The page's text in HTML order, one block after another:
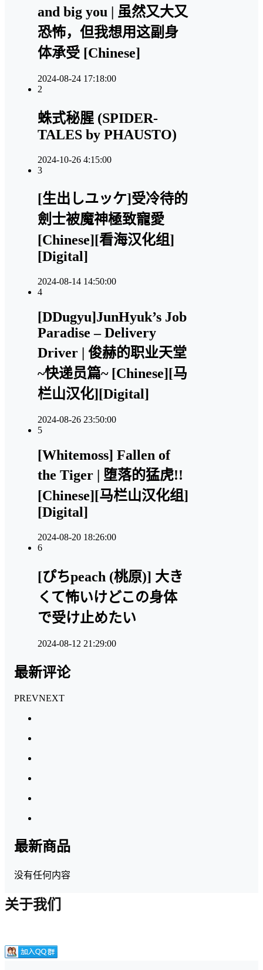
and big you | 虽然又大又
恐怖，但我想用这副身
体承受 [Chinese]
2024-08-24 17:18:00
2
蛛式秘腥 (SPIDER-
TALES by PHAUSTO)
2024-10-26 4:15:00
3
[生出しユッケ]受冷待的
劍士被魔神極致寵愛
[Chinese][看海汉化组]
[Digital]
2024-08-14 14:50:00
4
[DDugyu]JunHyuk’s Job
Paradise – Delivery
Driver | 俊赫的职业天堂
~快递员篇~ [Chinese][马
栏山汉化][Digital]
2024-08-26 23:50:00
5
[Whitemoss] Fallen of
the Tiger | 堕落的猛虎!!
[Chinese][马栏山汉化组]
[Digital]
2024-08-20 18:26:00
6
[ぴちpeach (桃原)] 大き
くて怖いけどこの身体
で受け止めたい
2024-08-12 21:29:00
最新评论
PREVNEXT
最新商品
没有任何内容
关于我们